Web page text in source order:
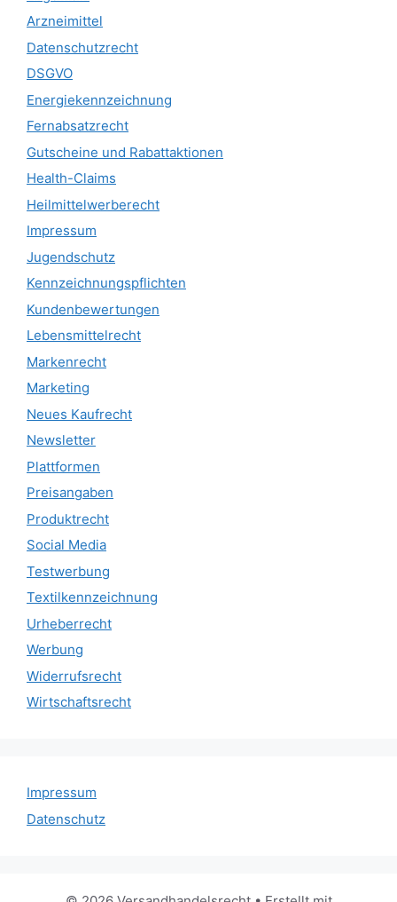
Arzneimittel
Datenschutzrecht
DSGVO
Energiekennzeichnung
Fernabsatzrecht
Gutscheine und Rabattaktionen
Health-Claims
Heilmittelwerberecht
Impressum
Jugendschutz
Kennzeichnungspflichten
Kundenbewertungen
Lebensmittelrecht
Markenrecht
Marketing
Neues Kaufrecht
Newsletter
Plattformen
Preisangaben
Produktrecht
Social Media
Testwerbung
Textilkennzeichnung
Urheberrecht
Werbung
Widerrufsrecht
Wirtschaftsrecht
Impressum
Datenschutz